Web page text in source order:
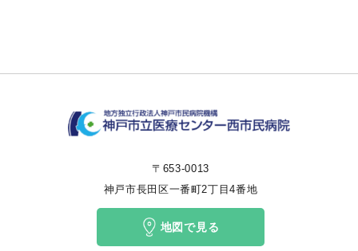
〒653-0013
神戸市長田区一番町2丁目4番地
地図で見る